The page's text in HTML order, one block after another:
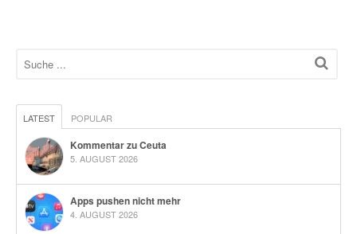
LATEST POPULAR
Kommentar zu Ceuta
5. AUGUST 2026
Apps pushen nicht mehr
4. AUGUST 2026